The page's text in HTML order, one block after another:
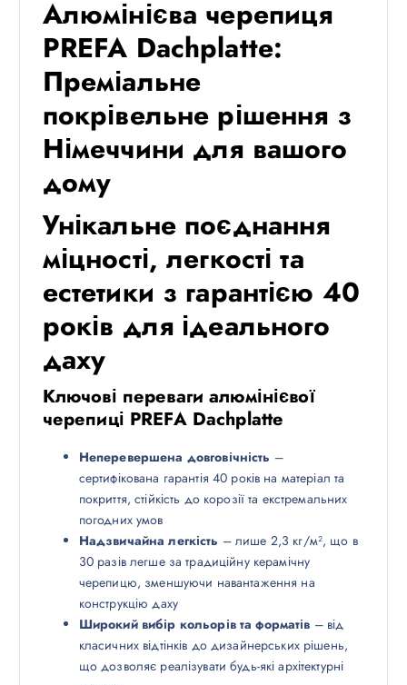
Алюмінієва черепиця
PREFA Dachplatte:
Преміальне
покрівельне рішення з
Німеччини для вашого
дому
Унікальне поєднання
міцності, легкості та
естетики з гарантією 40
років для ідеального
даху
Ключові переваги алюмінієвої
черепиці PREFA Dachplatte
Неперевершена довговічність –
сертифікована гарантія 40 років на матеріал та
покриття, стійкість до корозії та екстремальних
погодних умов
Надзвичайна легкість – лише 2,3 кг/м², що в
30 разів легше за традиційну керамічну
черепицю, зменшуючи навантаження на
конструкцію даху
Широкий вибір кольорів та форматів – від
класичних відтінків до дизайнерських рішень,
що дозволяє реалізувати будь-які архітектурні